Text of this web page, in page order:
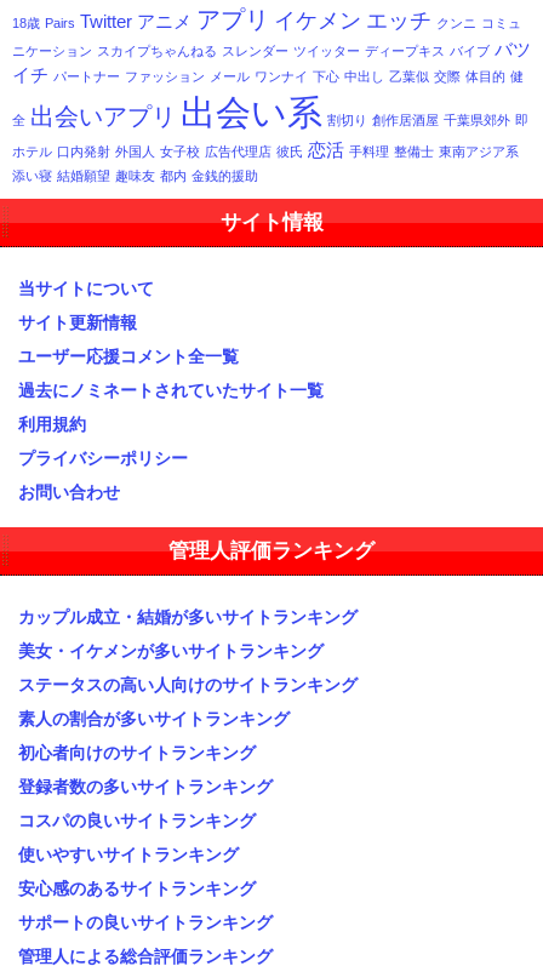
覧18歳 Pairs Twitter アニメ アプリ イケメン エッチ クンニ
コミュ
ニケーション スカイプちゃんねる スレンダー ツイッター ディープキス バイブ バツ
イチ パートナー ファッション メール ワンナイ 下心 中出し 乙葉似 交際 体目的 健
全 出会いアプリ 出会い系 割切り 創作居酒屋 千葉県郊外 即
ホテル 口内発射 外国人 女子校 広告代理店 彼氏 恋活 手料理 整備士 東南アジア系
添い寝 結婚願望 趣味友 都内 金銭的援助
サイト情報
当サイトについて
サイト更新情報
ユーザー応援コメント全一覧
過去にノミネートされていたサイト一覧
利用規約
プライバシーポリシー
お問い合わせ
管理人評価ランキング
カップル成立・結婚が多いサイトランキング
美女・イケメンが多いサイトランキング
ステータスの高い人向けのサイトランキング
素人の割合が多いサイトランキング
初心者向けのサイトランキング
登録者数の多いサイトランキング
コスパの良いサイトランキング
使いやすいサイトランキング
安心感のあるサイトランキング
サポートの良いサイトランキング
管理人による総合評価ランキング